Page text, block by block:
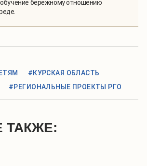
бережному отношению
#КУРСКАЯ ОБЛАСТЬ
#РЕГИОНАЛЬНЫЕ ПРОЕКТЫ РГО
ТАКЖЕ: